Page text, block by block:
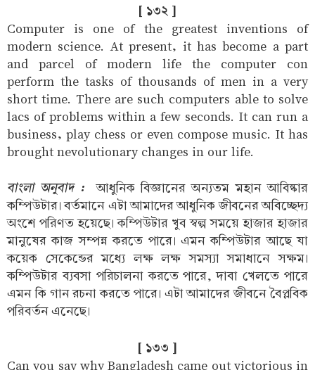
[ ১৩২ ]
Computer is one of the greatest inventions of
modern science. At present, it has become a part
and parcel of modern life the computer con
perform the tasks of thousands of men in a very
short time. There are such computers able to solve
lacs of problems within a few seconds. It can run a
business, play chess or even compose music. It has
brought nevolutionary changes in our life.
বাংলা অনুবাদ :
আধুনিক বিজ্ঞানের অন্যতম মহান আবিষ্কার
কম্পিউটার। বর্তমানে এটা আমাদের আধুনিক জীবনের অবিচ্ছেদ্য
অংশে পরিণত হয়েছে। কম্পিউটার খুব স্বল্প সময়ে হাজার হাজার
মানুষের কাজ সম্পন্ন করতে পারে। এমন কম্পিউটার আছে যা
কয়েক সেকেন্ডের মধ্যে লক্ষ লক্ষ সমস্যা সমাধানে সক্ষম।
কম্পিউটার ব্যবসা পরিচালনা করতে পারে, দাবা খেলতে পারে
এমন কি গান রচনা করতে পারে। এটা আমাদের জীবনে বৈপ্লবিক
পরিবর্তন এনেছে।
[ ১৩৩ ]
Can you say why Bangladesh came out victorious in